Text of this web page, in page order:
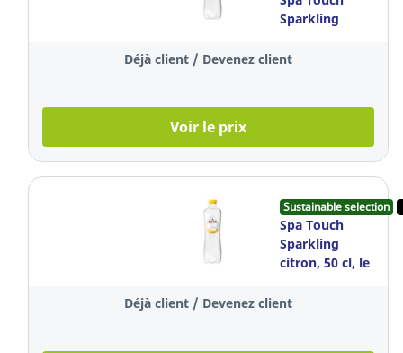
Sparkling
le paquet de 6
Déjà client / Devenez client
Voir le prix
Sustainable selection
Spa Touch
Sparkling
citron, 50 cl, le
bouteilles
Déjà client / Devenez client